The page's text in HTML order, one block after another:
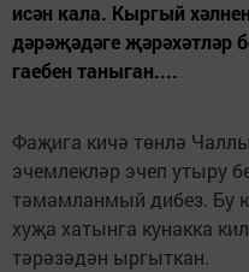
исән кала. Кыргый
дәрәҗәдәге җәрәхәтләр
гаебен таныган....
Фаҗига кичә төнлә
эчемлекләр эчеп утыру
тәмамланмый дибез. Бу
хуҗа хатынга кунакка
тәрәзәдән ыргыткан.